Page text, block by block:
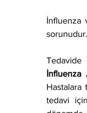
İnfluenza
Tedavide
Hastalara
tedavi